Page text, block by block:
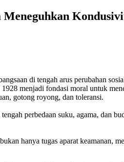
di tengah arus perubahan
menjadi fondasi moral untuk
gotong royong, dan toleransi.
perbedaan suku, agama, dan
hanya tugas aparat keamanan,